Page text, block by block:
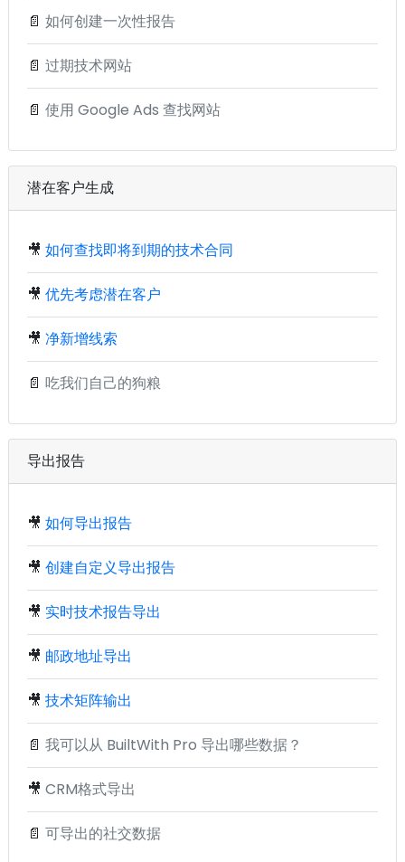
📄 如何创建一次性报告
📄 过期技术网站
📄 使用 Google Ads 查找网站
潜在客户生成
🎥 如何查找即将到期的技术合同
🎥 优先考虑潜在客户
🎥 净新增线索
📄 吃我们自己的狗粮
导出报告
🎥 如何导出报告
🎥 创建自定义导出报告
🎥 实时技术报告导出
🎥 邮政地址导出
🎥 技术矩阵输出
📄 我可以从 BuiltWith Pro 导出哪些数据？
🎥 CRM格式导出
📄 可导出的社交数据